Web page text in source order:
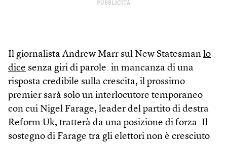
PUBBLICITÀ
Il giornalista Andrew Marr sul New Statesman lo
dice senza giri di parole: in mancanza di una
risposta credibile sulla crescita, il prossimo
premier sarà solo un interlocutore temporaneo
con cui Nigel Farage, leader del partito di destra
Reform Uk, tratterà da una posizione di forza. Il
sostegno di Farage tra gli elettori non è cresciuto